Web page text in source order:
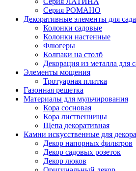
Серия РОМАНО
Декоративные элементы для сада
Колонки садовые
Колонки настенные
Флюгеры
Колпаки на столб
Декорация из металла для
Элементы мощения
Тротуарная плитка
Газонная решетка
Материалы для мульчирования
Кора сосновая
Кора лиственницы
Щепа декоративная
Камни искусственные для
Декор напорных фильтров
Декор садовых розеток
Декор люков